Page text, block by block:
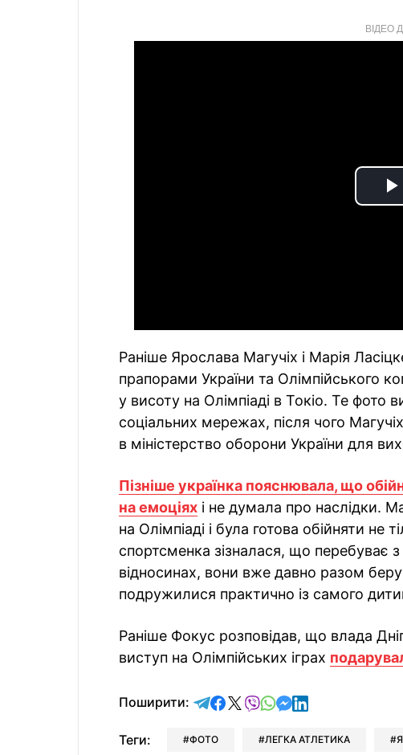
ВІДЕО
Раніше Ярослава Магучіх і Марія
прапорами України та Олімпійського
у висоту на Олімпіаді в Токіо. Те фото
соціальних мережах, після чого
в міністерство оборони України для
Пізніше українка пояснювала, що
на емоціях і не думала про наслідки.
на Олімпіаді і була готова обійняти не
спортсменка зізналася, що перебуває
відносинах, вони вже давно разом
подружилися практично із самого
Раніше Фокус розповідав, що влада
виступ на Олімпійських іграх
Поширити: відправити у Telegram
поділитись у Facebook
поділитись у X
відправити у Viber
відправити у
відправити у
відправити у
Теги: ФОТО ЛЕГКА АТЛЕТИКА